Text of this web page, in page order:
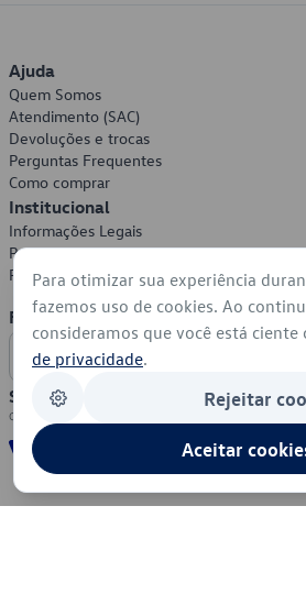
Ajuda
Quem Somos
Atendimento (SAC)
Devoluções e trocas
Perguntas Frequentes
Como comprar
Institucional
Informações Legais
Política de Privacidade
Política de Cookies
Formas de Pagamento
Segurança
Para otimizar sua experiência
fazemos uso de cookies. Ao
consideramos que você está ciente
de privacidade.
Rejeitar
Aceitar